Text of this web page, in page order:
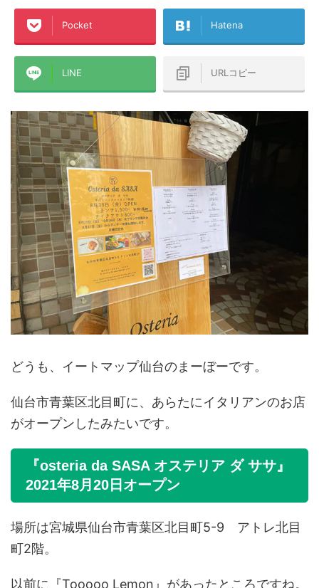
Pocket Hatena
LINE URLコピー
どうも、イートマップ仙台のまーぼーです。
仙台市青葉区北目町に、あらたにイタリアンのお店
がオープンしたみたいです。
『osteria da SASA オステリア ダ ササ』
2021年8月20日オープン
場所は宮城県仙台市青葉区北目町5-9 アトレ北目
町2階。
以前に『Tooooo Lemon』があったところですね。